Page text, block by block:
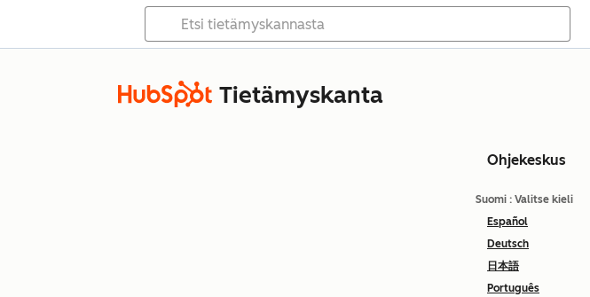
Tietämyskanta
Ohjekeskus
Suomi : Valitse kieli
Español
Deutsch
日本語
Português